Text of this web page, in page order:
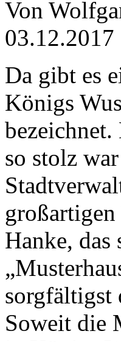
Von
03.12.2017
Da gibt es
Königs
bezeichnet.
so stolz
Hanke, das
sorgfältigst
Soweit die